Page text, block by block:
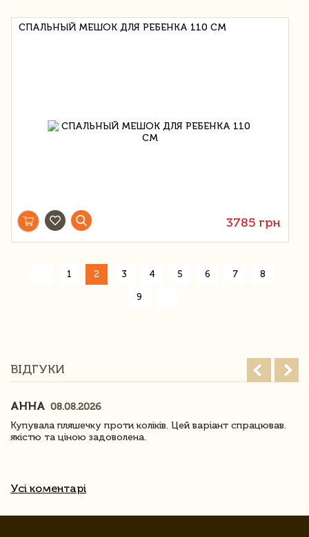
СПАЛЬНЫЙ МЕШОК ДЛЯ РЕБЕНКА 110 СМ
3785 грн
1 2 3 4 5 6 7 8
9
ВІДГУКИ
АННА 08.08.2026
Купувала пляшечку проти коліків. Цей варіант спрацював.
якістю та ціною задоволена.
Усі коментарі